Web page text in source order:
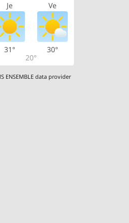
Je Ve
31°
20°
30°
ENSEMBLE data provider